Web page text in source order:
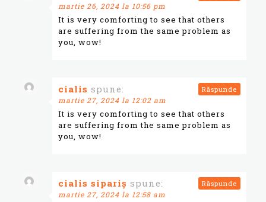
martie 26, 2024 la 10:56 pm
It is very comforting to see that others
are suffering from the same problem as
you, wow!
cialis spune:
martie 27, 2024 la 12:02 am
It is very comforting to see that others
are suffering from the same problem as
you, wow!
Răspunde
cialis sipariş spune:
martie 27, 2024 la 12:58 am
Răspunde